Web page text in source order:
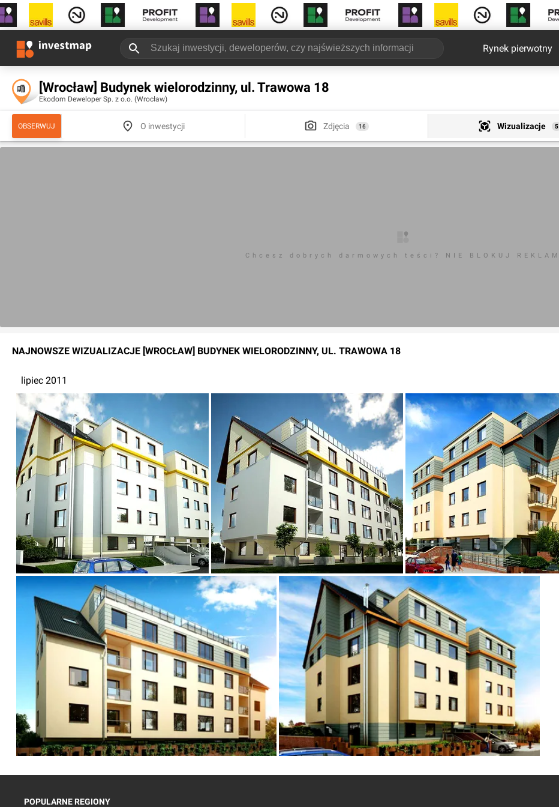
Rynek pierwotny
[Wrocław] Budynek wielorodzinny, ul. Trawowa 18
Ekodom Deweloper Sp. z o.o. (Wrocław)
OBSERWUJ O inwestycji Zdjęcia 16 Wizualizacje 5
Chcesz dobrych darmowych teści? NIE BLOKUJ REKLAM
NAJNOWSZE WIZUALIZACJE [WROCŁAW] BUDYNEK WIELORODZINNY, UL. TRAWOWA 18
lipiec 2011
POPULARNE REGIONY